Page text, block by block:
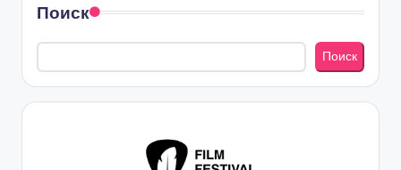
Поиск
Поиск